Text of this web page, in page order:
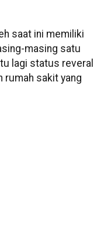
saat ini memiliki
masing satu
lagi status reveral
rumah sakit yang